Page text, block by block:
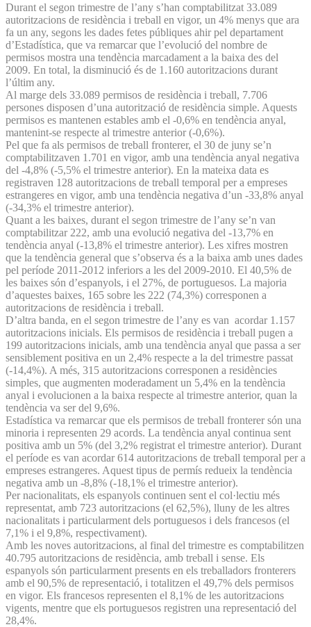
Durant el segon trimestre de l’any s’han comptabilitzat 33.089
autoritzacions de residència i treball en vigor, un 4% menys que ara
fa un any, segons les dades fetes públiques ahir pel departament
d’Estadística, que va remarcar que l’evolució del nombre de
permisos mostra una tendència marcadament a la baixa des del
2009. En total, la disminució és de 1.160 autoritzacions durant
l’últim any.
Al marge dels 33.089 permisos de residència i treball, 7.706
persones disposen d’una autorització de residència simple. Aquests
permisos es mantenen estables amb el -0,6% en tendència anyal,
mantenint-se respecte al trimestre anterior (-0,6%).
Pel que fa als permisos de treball fronterer, el 30 de juny se’n
comptabilitzaven 1.701 en vigor, amb una tendència anyal negativa
del -4,8% (-5,5% el trimestre anterior). En la mateixa data es
registraven 128 autoritzacions de treball temporal per a empreses
estrangeres en vigor, amb una tendència negativa d’un -33,8% anyal
(-34,3% el trimestre anterior).
Quant a les baixes, durant el segon trimestre de l’any se’n van
comptabilitzar 222, amb una evolució negativa del -13,7% en
tendència anyal (-13,8% el trimestre anterior). Les xifres mostren
que la tendència general que s’observa és a la baixa amb unes dades
pel període 2011-2012 inferiors a les del 2009-2010. El 40,5% de
les baixes són d’espanyols, i el 27%, de portuguesos. La majoria
d’aquestes baixes, 165 sobre les 222 (74,3%) corresponen a
autoritzacions de residència i treball.
D’altra banda, en el segon trimestre de l’any es van acordar 1.157
autoritzacions inicials. Els permisos de residència i treball pugen a
199 autoritzacions inicials, amb una tendència anyal que passa a ser
sensiblement positiva en un 2,4% respecte a la del trimestre passat
(-14,4%). A més, 315 autoritzacions corresponen a residències
simples, que augmenten moderadament un 5,4% en la tendència
anyal i evolucionen a la baixa respecte al trimestre anterior, quan la
tendència va ser del 9,6%.
Estadística va remarcar que els permisos de treball fronterer són una
minoria i representen 29 acords. La tendència anyal continua sent
positiva amb un 5% (del 3,2% registrat el trimestre anterior). Durant
el període es van acordar 614 autoritzacions de treball temporal per a
empreses estrangeres. Aquest tipus de permís redueix la tendència
negativa amb un -8,8% (-18,1% el trimestre anterior).
Per nacionalitats, els espanyols continuen sent el col·lectiu més
representat, amb 723 autoritzacions (el 62,5%), lluny de les altres
nacionalitats i particularment dels portuguesos i dels francesos (el
7,1% i el 9,8%, respectivament).
Amb les noves autoritzacions, al final del trimestre es comptabilitzen
40.795 autoritzacions de residència, amb treball i sense. Els
espanyols són particularment presents en els treballadors fronterers
amb el 90,5% de representació, i totalitzen el 49,7% dels permisos
en vigor. Els francesos representen el 8,1% de les autoritzacions
vigents, mentre que els portuguesos registren una representació del
28,4%.